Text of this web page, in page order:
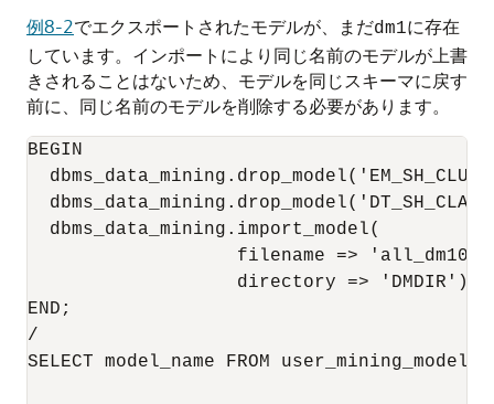
例8-2でエクスポートされたモデルが、まだdm1に存在
しています。インポートにより同じ名前のモデルが上書
きされることはないため、モデルを同じスキーマに戻す
前に、同じ名前のモデルを削除する必要があります。
BEGIN
  dbms_data_mining.import_model(
filename =>
                   directory => 'DMDIR');
END;
/
SELECT model_name FROM user_mining_models;